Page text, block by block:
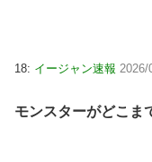
18: イージャン速報 2026/
モンスターがどこま